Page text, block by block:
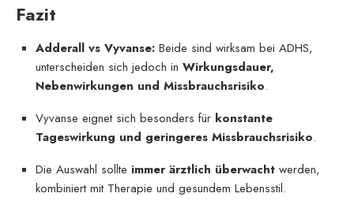
Fazit
Adderall vs Vyvanse: Beide sind wirksam bei ADHS,
unterscheiden sich jedoch in Wirkungsdauer,
Nebenwirkungen und Missbrauchsrisiko.
Vyvanse eignet sich besonders für konstante
Tageswirkung und geringeres Missbrauchsrisiko.
Die Auswahl sollte immer ärztlich überwacht werden,
kombiniert mit Therapie und gesundem Lebensstil.